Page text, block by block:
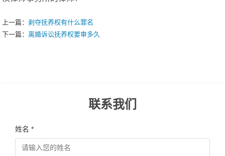
上一篇：剥夺抚养权有什么罪名
下一篇：离婚诉讼抚养权要审多久
联系我们
姓名 *